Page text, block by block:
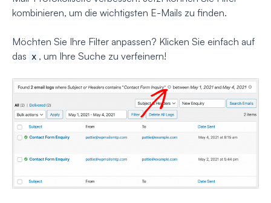
kombinieren, um die wichtigsten E-Mails zu finden.
Möchten Sie Ihre Filter anpassen? Klicken Sie einfach auf
das
x , um Ihre Suche zu verfeinern!